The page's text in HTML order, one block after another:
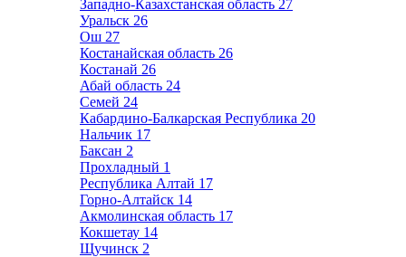
Западно-Казахстанская область 27
Уральск 26
Ош 27
Костанайская область 26
Костанай 26
Абай область 24
Семей 24
Кабардино-Балкарская Республика 20
Нальчик 17
Баксан 2
Прохладный 1
Республика Алтай 17
Горно-Алтайск 14
Акмолинская область 17
Кокшетау 14
Щучинск 2